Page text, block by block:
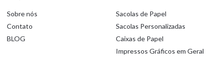
Sobre nós
Contato
BLOG
Sacolas de Papel
Sacolas Personalizadas
Caixas de Papel
Impressos Gráficos em Geral